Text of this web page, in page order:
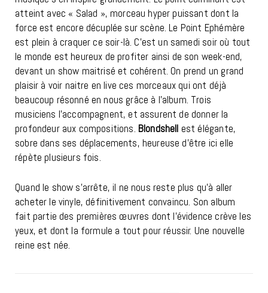
atteint avec « Salad », morceau hyper puissant dont la
force est encore décuplée sur scène. Le Point Ephémère
est plein à craquer ce soir-là. C’est un samedi soir où tout
le monde est heureux de profiter ainsi de son week-end,
devant un show maitrisé et cohérent. On prend un grand
plaisir à voir naitre en live ces morceaux qui ont déjà
beaucoup résonné en nous grâce à l’album. Trois
musiciens l’accompagnent, et assurent de donner la
profondeur aux compositions. Blondshell est élégante,
sobre dans ses déplacements, heureuse d’être ici elle
répète plusieurs fois.
Quand le show s’arrête, il ne nous reste plus qu’à aller
acheter le vinyle, définitivement convaincu. Son album
fait partie des premières œuvres dont l’évidence crève les
yeux, et dont la formule a tout pour réussir. Une nouvelle
reine est née.